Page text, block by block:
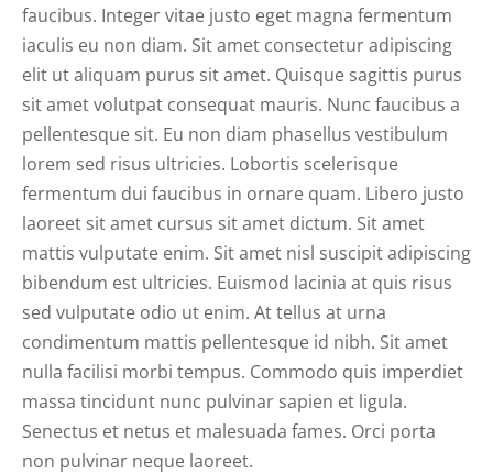
faucibus. Integer vitae justo eget magna fermentum
iaculis eu non diam. Sit amet consectetur adipiscing
elit ut aliquam purus sit amet. Quisque sagittis purus
sit amet volutpat consequat mauris. Nunc faucibus a
pellentesque sit. Eu non diam phasellus vestibulum
lorem sed risus ultricies. Lobortis scelerisque
fermentum dui faucibus in ornare quam. Libero justo
laoreet sit amet cursus sit amet dictum. Sit amet
mattis vulputate enim. Sit amet nisl suscipit adipiscing
bibendum est ultricies. Euismod lacinia at quis risus
sed vulputate odio ut enim. At tellus at urna
condimentum mattis pellentesque id nibh. Sit amet
nulla facilisi morbi tempus. Commodo quis imperdiet
massa tincidunt nunc pulvinar sapien et ligula.
Senectus et netus et malesuada fames. Orci porta
non pulvinar neque laoreet.